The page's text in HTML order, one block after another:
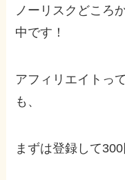
ノーリスクどころ
中です！
アフィリエイトっ
も、
まずは登録して